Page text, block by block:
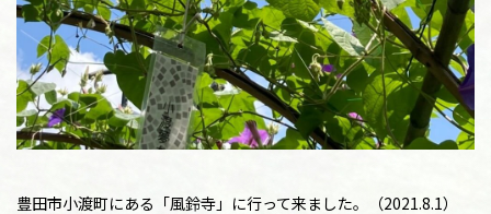
豊田市小渡町にある「風鈴寺」に行って来ました。（2021.8.1）